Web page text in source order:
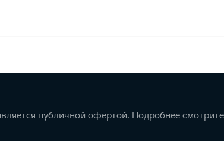
публичной офертой. Подробнее смотрите